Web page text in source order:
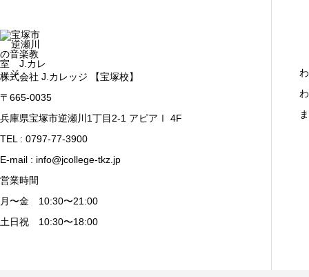
株式会社 J.カレッジ 【宝塚校】
〒665-0035
兵庫県宝塚市逆瀬川1丁目2-1 アピアⅠ 4F
TEL : 0797-77-3900
E-mail : info@jcollege-tkz.jp
営業時間
月〜金 10:30〜21:00
土日祝 10:30〜18:00